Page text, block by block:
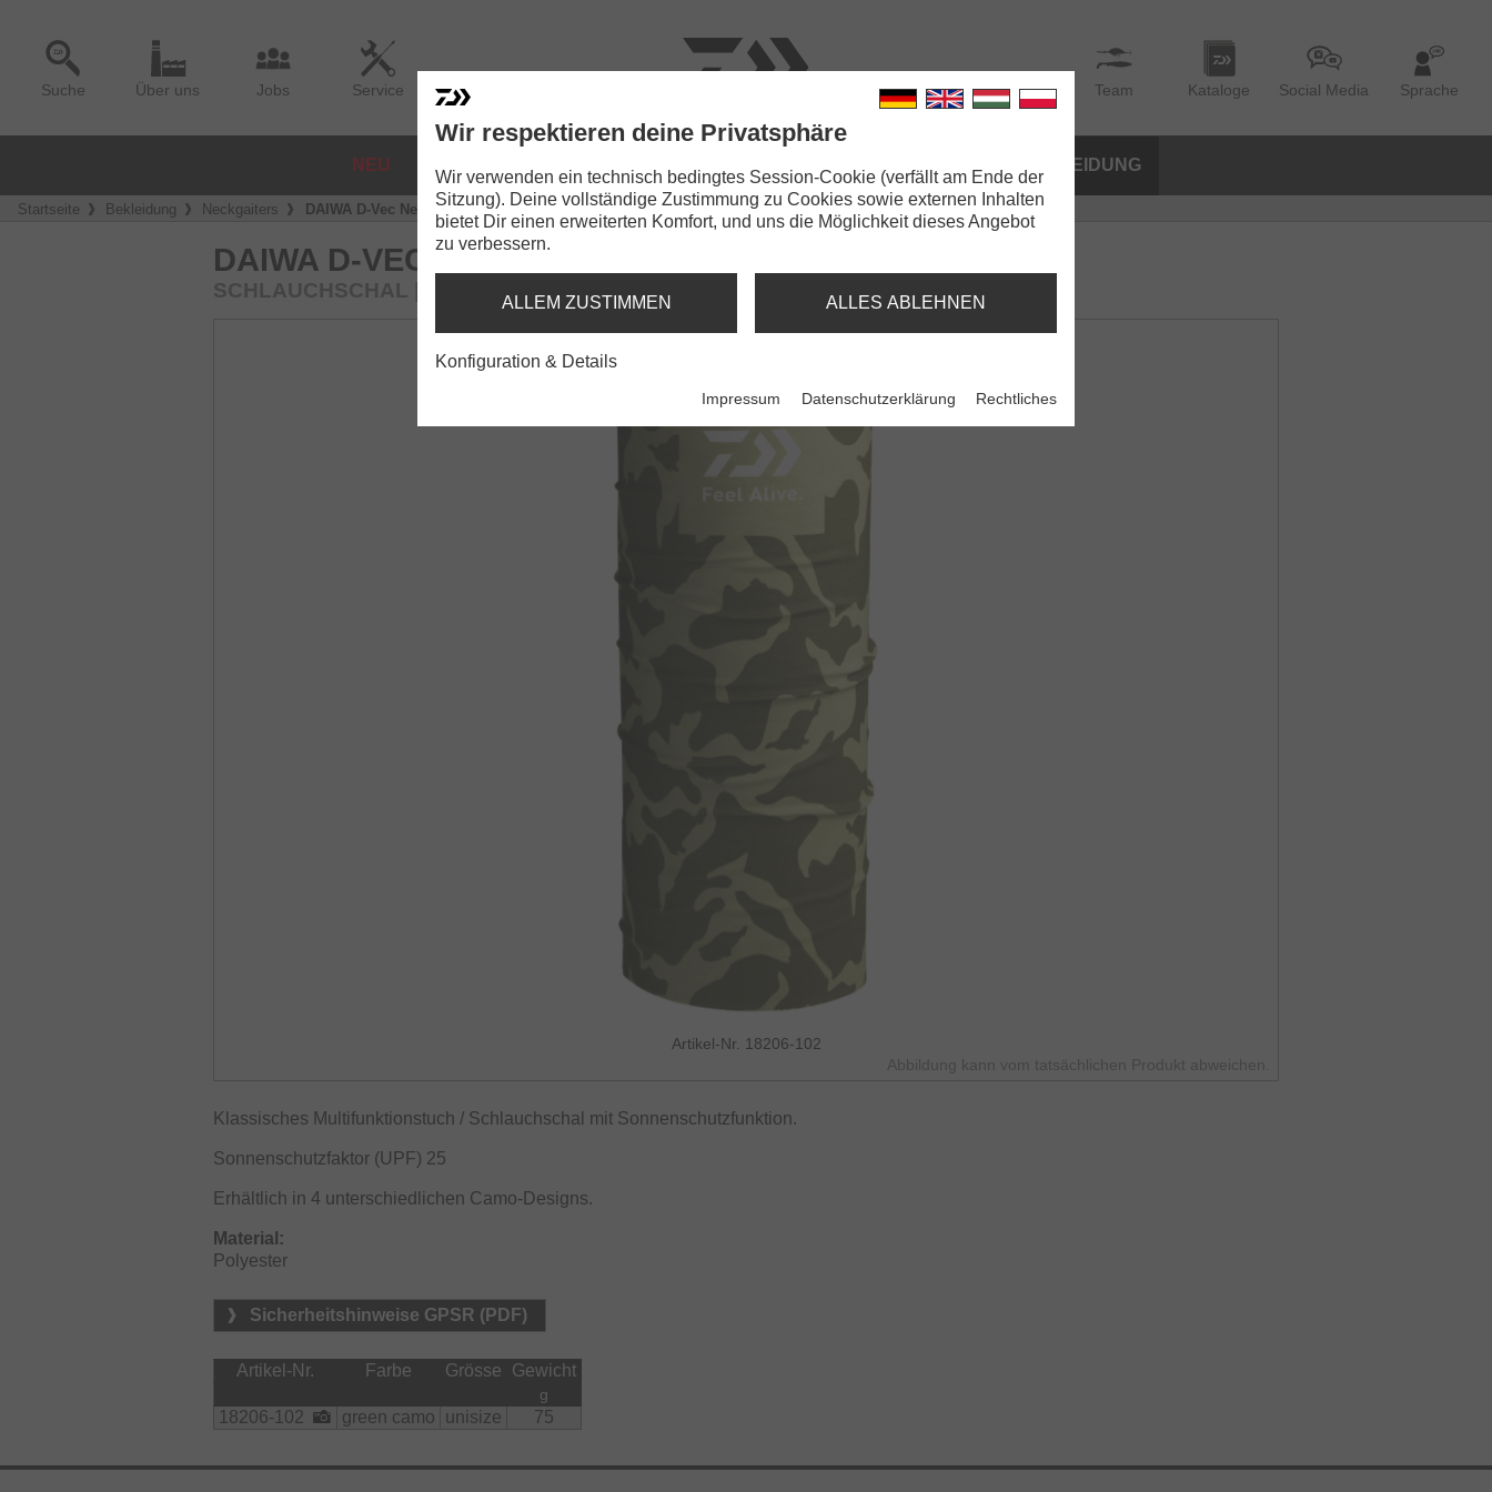
Suche Über uns Jobs Service Team Kataloge Social Media Sprache
NEU BEKLEIDUNG
Startseite Bekleidung Neckgaiters DAIWA D-Vec Neckgaiter
DAIWA D-VEC NECKGAITER
SCHLAUCHSCHAL | GREEN CAMO
Artikel-Nr. 18206-102
Abbildung kann vom tatsächlichen Produkt abweichen.
Klassisches Multifunktionstuch / Schlauchschal mit Sonnenschutzfunktion.
Sonnenschutzfaktor (UPF) 25
Erhältlich in 4 unterschiedlichen Camo-Designs.
Material:
Polyester
Sicherheitshinweise GPSR (PDF)
Artikel-Nr. Farbe Grösse Gewicht
g
18206-102 green camo unisize 75
Wir respektieren deine Privatsphäre
Wir verwenden ein technisch bedingtes Session-Cookie (verfällt am Ende der
Sitzung). Deine vollständige Zustimmung zu Cookies sowie externen Inhalten
bietet Dir einen erweiterten Komfort, und uns die Möglichkeit dieses Angebot
zu verbessern.
ALLEM ZUSTIMMEN ALLES ABLEHNEN
Konfiguration & Details
Impressum Datenschutzerklärung Rechtliches